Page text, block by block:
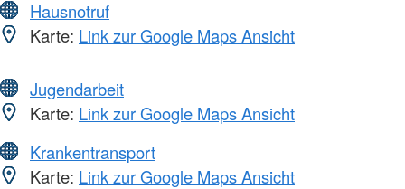
Hausnotruf
Karte: Link zur Google Maps Ansicht
Jugendarbeit
Karte: Link zur Google Maps Ansicht
Krankentransport
Karte: Link zur Google Maps Ansicht